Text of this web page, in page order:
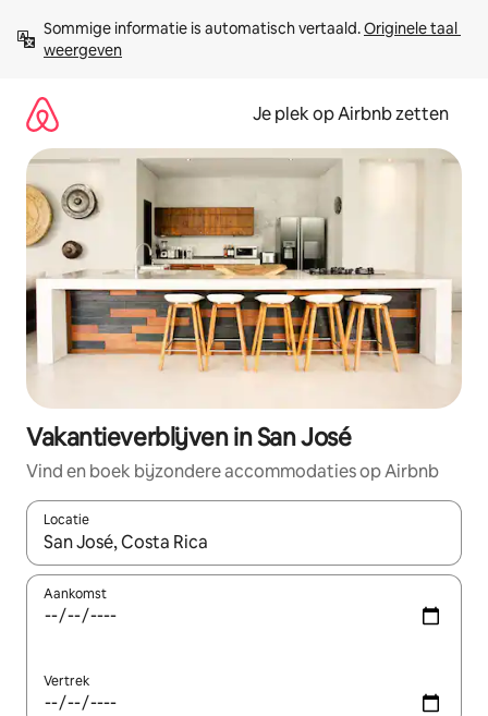
direct
naar
Sommige informatie is automatisch vertaald. Originele taal
weergeven
Je plek op Airbnb zetten
Vakantieverblijven in San José
Vind en boek bijzondere accommodaties op Airbnb
Locatie
Wanneer er resultaten beschikbaar zijn, maak je een keuze
Aankomst
Vertrek